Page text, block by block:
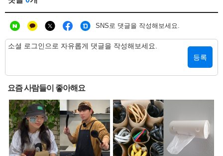
SNS로 댓글을 작성해보세요.
등록
요즘 사람들이 좋아해요